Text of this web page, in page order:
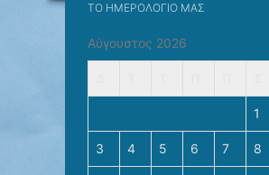
ΤΟ ΗΜΕΡΟΛΌΓΙΌ ΜΑΣ
Αύγουστος 2026
1
3 4 5 6 7 8